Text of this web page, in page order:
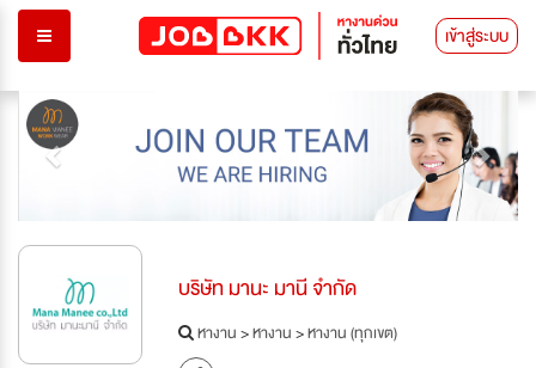
เข้าสู่ระบบ
Previous
บริษัท มานะ มานี จำกัด
หางาน>หางาน>หางาน (ทุกเขต)